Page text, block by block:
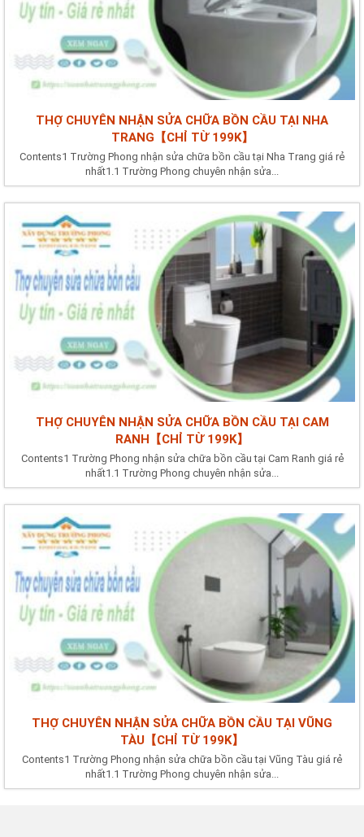
THỢ CHUYÊN NHẬN SỬA CHỮA BỒN CẦU TẠI NHA
TRANG【CHỈ TỪ 199K】
Contents1 Trường Phong nhận sửa chữa bồn cầu tại Nha Trang giá rẻ
nhất1.1 Trường Phong chuyên nhận sửa...
THỢ CHUYÊN NHẬN SỬA CHỮA BỒN CẦU TẠI CAM
RANH【CHỈ TỪ 199K】
Contents1 Trường Phong nhận sửa chữa bồn cầu tại Cam Ranh giá rẻ
nhất1.1 Trường Phong chuyên nhận sửa...
THỢ CHUYÊN NHẬN SỬA CHỮA BỒN CẦU TẠI VŨNG
TÀU【CHỈ TỪ 199K】
Contents1 Trường Phong nhận sửa chữa bồn cầu tại Vũng Tàu giá rẻ
nhất1.1 Trường Phong chuyên nhận sửa...